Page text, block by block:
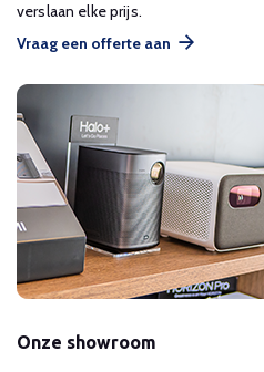
verslaan elke prijs.
Vraag een offerte aan
Onze showroom